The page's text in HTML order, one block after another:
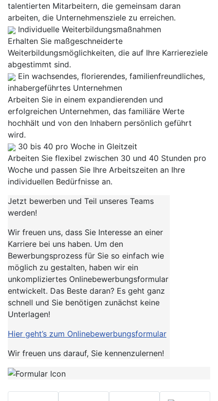
talentierten Mitarbeitern, die gemeinsam daran
arbeiten, die Unternehmensziele zu erreichen.
Individuelle Weiterbildungsmaßnahmen
Erhalten Sie maßgeschneiderte
Weiterbildungsmöglichkeiten, die auf Ihre Karriereziele
abgestimmt sind.
Ein wachsendes, florierendes, familienfreundliches,
inhabergeführtes Unternehmen
Arbeiten Sie in einem expandierenden und
erfolgreichen Unternehmen, das familiäre Werte
hochhält und von den Inhabern persönlich geführt
wird.
30 bis 40 pro Woche in Gleitzeit
Arbeiten Sie flexibel zwischen 30 und 40 Stunden pro
Woche und passen Sie Ihre Arbeitszeiten an Ihre
individuellen Bedürfnisse an.
Jetzt bewerben und Teil unseres Teams
werden!
Wir freuen uns, dass Sie Interesse an einer
Karriere bei uns haben. Um den
Bewerbungsprozess für Sie so einfach wie
möglich zu gestalten, haben wir ein
unkompliziertes Onlinebewerbungsformular
entwickelt. Das Beste daran? Es geht ganz
schnell und Sie benötigen zunächst keine
Unterlagen!
Hier geht’s zum Onlineb­ewerbungsformular
Wir freuen uns darauf, Sie kennenzulernen!